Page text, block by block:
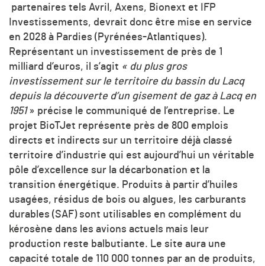
partenaires tels Avril, Axens, Bionext et IFP
Investissements, devrait donc être mise en service
en 2028 à Pardies (Pyrénées-Atlantiques).
Représentant un investissement de près de 1
milliard d’euros, il s’agit « du plus gros
investissement sur le territoire du bassin du Lacq
depuis la découverte d’un gisement de gaz à Lacq en
1951» précise le communiqué de l’entreprise. Le
projet BioTJet représente près de 800 emplois
directs et indirects sur un territoire déjà classé
territoire d’industrie qui est aujourd’hui un véritable
pôle d’excellence sur la décarbonation et la
transition énergétique. Produits à partir d’huiles
usagées, résidus de bois ou algues, les carburants
durables (SAF) sont utilisables en complément du
kérosène dans les avions actuels mais leur
production reste balbutiante. Le site aura une
capacité totale de 110 000 tonnes par an de produits,